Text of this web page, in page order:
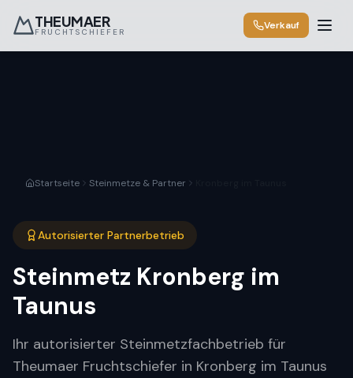
THEUMAER
FRUCHTSCHIEFER
Verkauf
Startseite Steinmetze & Partner
Autorisierter Partnerbetrieb
Steinmetz Kronberg im
Taunus
Ihr autorisierter Steinmetzfachbetrieb für
Theumaer Fruchtschiefer in Kronberg im Taunus